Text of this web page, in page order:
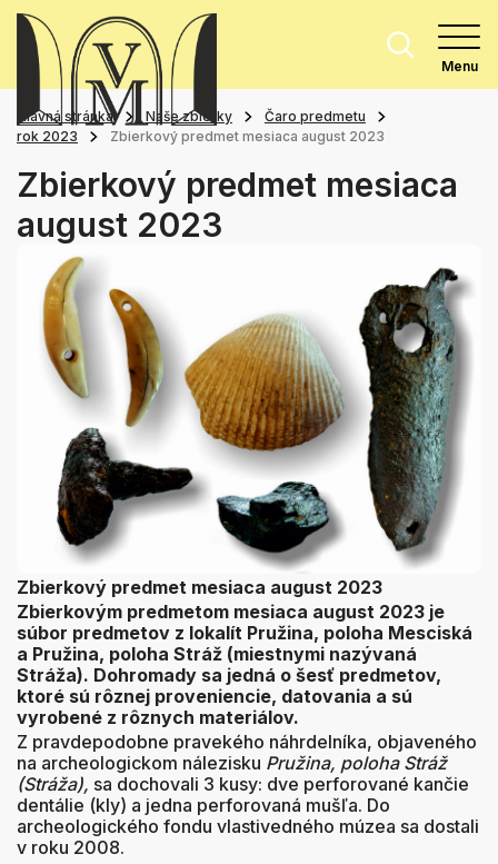
Menu
Hlavná stránka Naše zbierky
Čaro predmetu
rok 2023
Zbierkový predmet mesiaca august 2023
Zbierkový predmet mesiaca
august 2023
Zbierkový predmet mesiaca august 2023
Zbierkovým predmetom mesiaca august 2023 je
súbor predmetov z lokalít Pružina, poloha Mesciská
a Pružina, poloha Stráž (miestnymi nazývaná
Stráža). Dohromady sa jedná o šesť predmetov,
ktoré sú rôznej proveniencie, datovania a sú
vyrobené z rôznych materiálov.
Z pravdepodobne pravekého náhrdelníka, objaveného
na archeologickom nálezisku Pružina, poloha Stráž
(Stráža), sa dochovali 3 kusy: dve perforované kančie
dentálie (kly) a jedna perforovaná mušľa. Do
archeologického fondu vlastivedného múzea sa dostali
v roku 2008.